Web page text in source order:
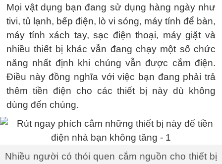
Mọi vật dụng bạn đang sử dụng hàng ngày như
tivi, tủ lạnh, bếp điện, lò vi sóng, máy tính để bàn,
máy tính xách tay, sạc điện thoại, máy giặt và
nhiều thiết bị khác vẫn đang chạy một số chức
năng nhất định khi chúng vẫn được cắm điện.
Điều này đồng nghĩa với việc bạn đang phải trả
thêm tiền điện cho các thiết bị này dù không
dùng đến chúng.
Nhiều người có thói quen cắm nguồn cho thiết bị